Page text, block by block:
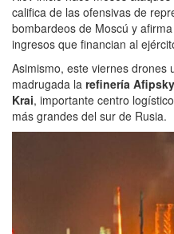
califica de las ofensivas de
bombardeos de Moscú y
ingresos que financian al
Asimismo, este viernes drones
madrugada la refinería Afipsky
Krai, importante centro
más grandes del sur de Rusia.